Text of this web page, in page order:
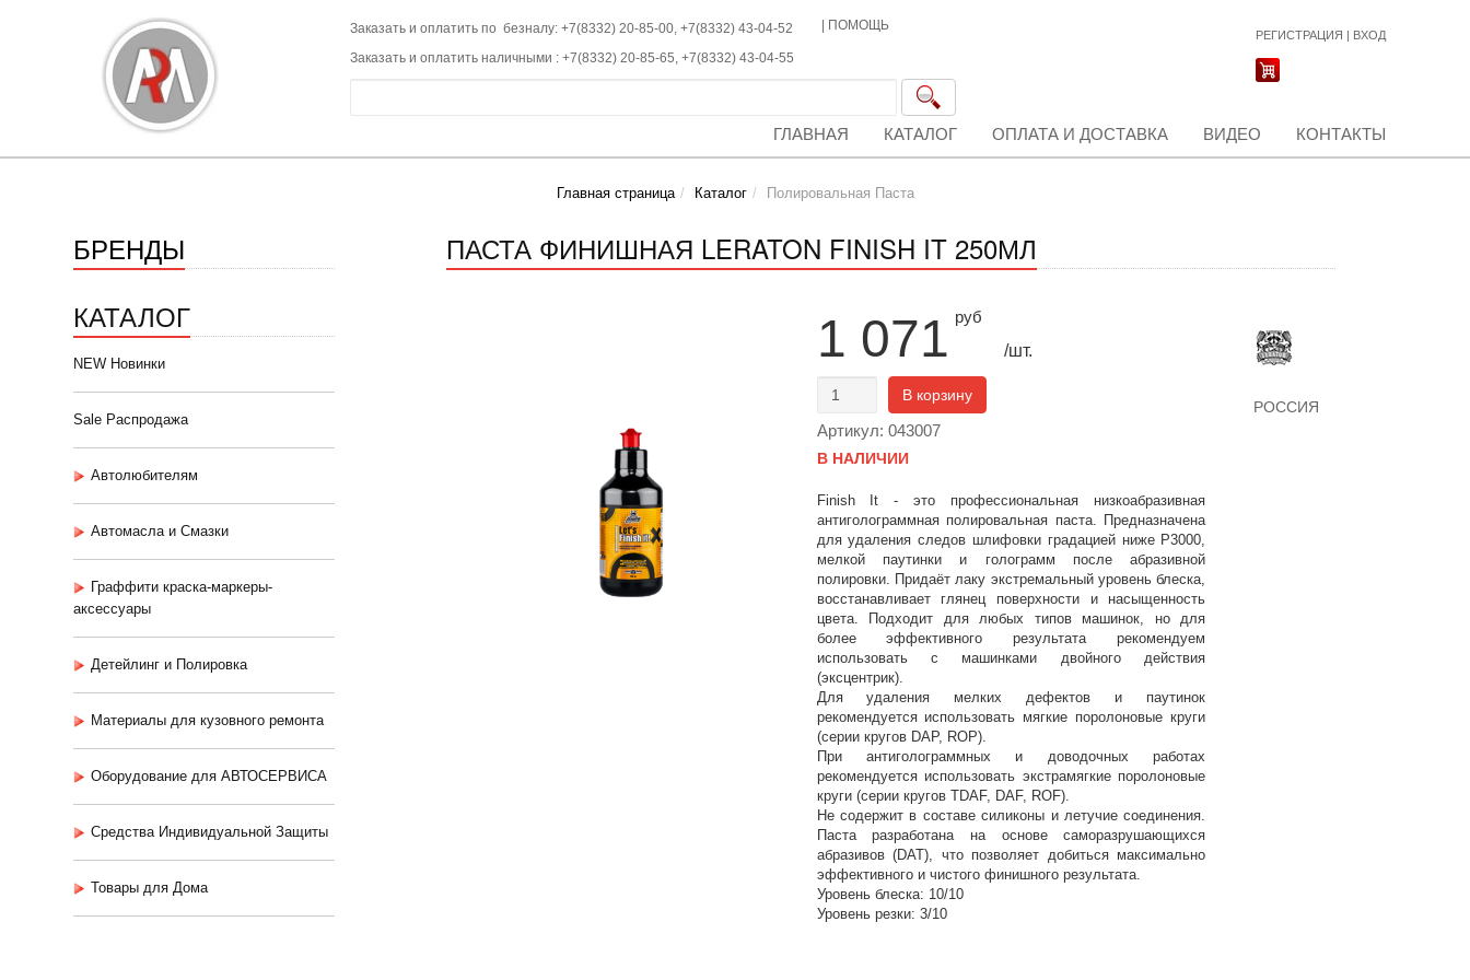
Заказать и оплатить по безналу: +7(8332) 20-85-00, +7(8332) 43-04-52
Заказать и оплатить наличными : +7(8332) 20-85-65, +7(8332) 43-04-55
ПОМОЩЬ
РЕГИСТРАЦИЯ | ВХОД
ГЛАВНАЯ КАТАЛОГ ОПЛАТА И ДОСТАВКА ВИДЕО КОНТАКТЫ
Главная страница Каталог Полировальная Паста
БРЕНДЫ
КАТАЛОГ
NEW Новинки
Sale Распродажа
Автолюбителям
Автомасла и Смазки
Граффити краска-маркеры-
аксессуары
Детейлинг и Полировка
Материалы для кузовного ремонта
Оборудование для АВТОСЕРВИСА
Средства Индивидуальной Защиты
Товары для Дома
ПАСТА ФИНИШНАЯ LERATON FINISH IT 250МЛ
1 071 руб
/шт.
В корзину
Артикул: 043007
В НАЛИЧИИ
Finish It - это профессиональная низкоабразивная
антиголограммная полировальная паста. Предназначена
для удаления следов шлифовки градацией ниже P3000,
мелкой паутинки и голограмм после абразивной
полировки. Придаёт лаку экстремальный уровень блеска,
восстанавливает глянец поверхности и насыщенность
цвета. Подходит для любых типов машинок, но для
более эффективного результата рекомендуем
использовать с машинками двойного действия
(эксцентрик).
Для удаления мелких дефектов и паутинок
рекомендуется использовать мягкие поролоновые круги
(серии кругов DAP, ROP).
При антиголограммных и доводочных работах
рекомендуется использовать экстрамягкие поролоновые
круги (серии кругов TDAF, DAF, ROF).
Не содержит в составе силиконы и летучие соединения.
Паста разработана на основе саморазрушающихся
абразивов (DAT), что позволяет добиться максимально
эффективного и чистого финишного результата.
Уровень блеска: 10/10
Уровень резки: 3/10
РОССИЯ